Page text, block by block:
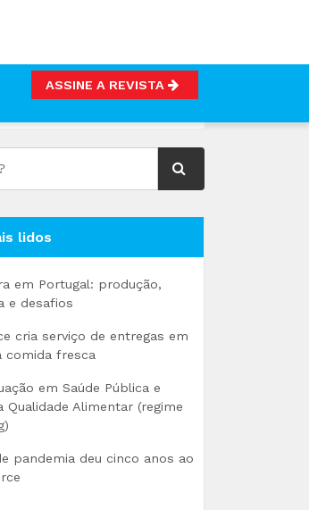
ASSINE A REVISTA
lidos
em Portugal: produção,
e desafios
cria serviço de entregas em
comida fresca
em Saúde Pública e
Qualidade Alimentar (regime
pandemia deu cinco anos ao